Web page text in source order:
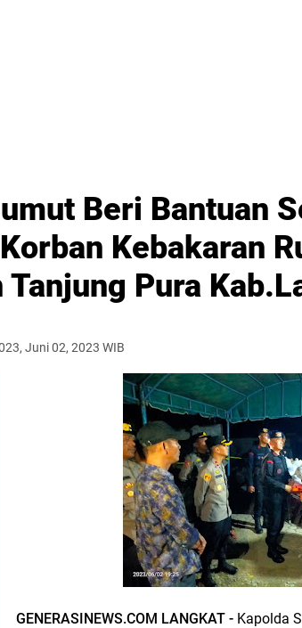
Beri Bantuan
Kebakaran
Tanjung Pura
Juni 02, 2023 WIB
GENERASINEWS.COM LANGKAT - Kapolda